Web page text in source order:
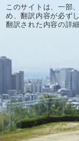
このサイトは、一部
め、翻訳内容が必ず
翻訳された内容の詳